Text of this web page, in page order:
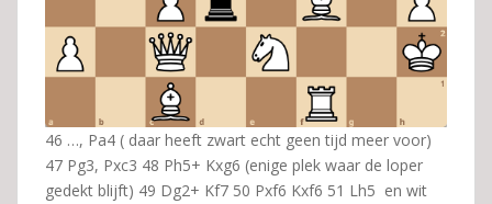
46 …, Pa4 ( daar heeft zwart echt geen tijd meer voor)
47 Pg3, Pxc3 48 Ph5+ Kxg6 (enige plek waar de loper
gedekt blijft) 49 Dg2+ Kf7 50 Pxf6 Kxf6 51 Lh5 en wit